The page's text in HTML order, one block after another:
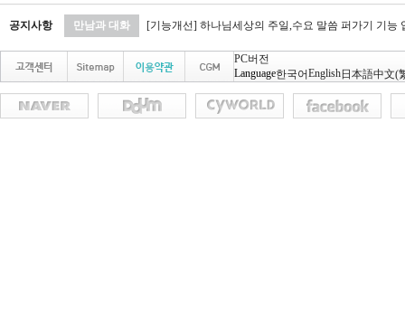
공지사항 만남과 대화 [기능개선] 하나님세상의 주일,수요 말씀 퍼가기 기능
PC버전
Language한국어English日本語中文(